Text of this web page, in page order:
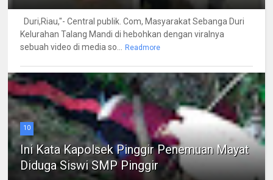
Duri,Riau,"- Central publik. Com, Masyarakat Sebanga Duri
Kelurahan Talang Mandi di hebohkan dengan viralnya
sebuah video di media so...
Readmore
10
Ini Kata Kapolsek Pinggir Penemuan Mayat
Diduga Siswi SMP Pinggir